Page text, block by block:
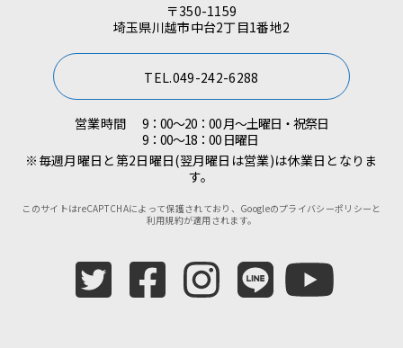
〒350-1159
埼玉県川越市中台2丁目1番地2
TEL.049-242-6288
営業時間
9：00～20：00 月～土曜日・祝祭日
9：00～18：00 日曜日
※毎週月曜日と第2日曜日(翌月曜日は営業)は休業日となりま
す。
このサイトはreCAPTCHAによって保護されており、Googleのプライバシーポリシー と
利用規約が適用されます。